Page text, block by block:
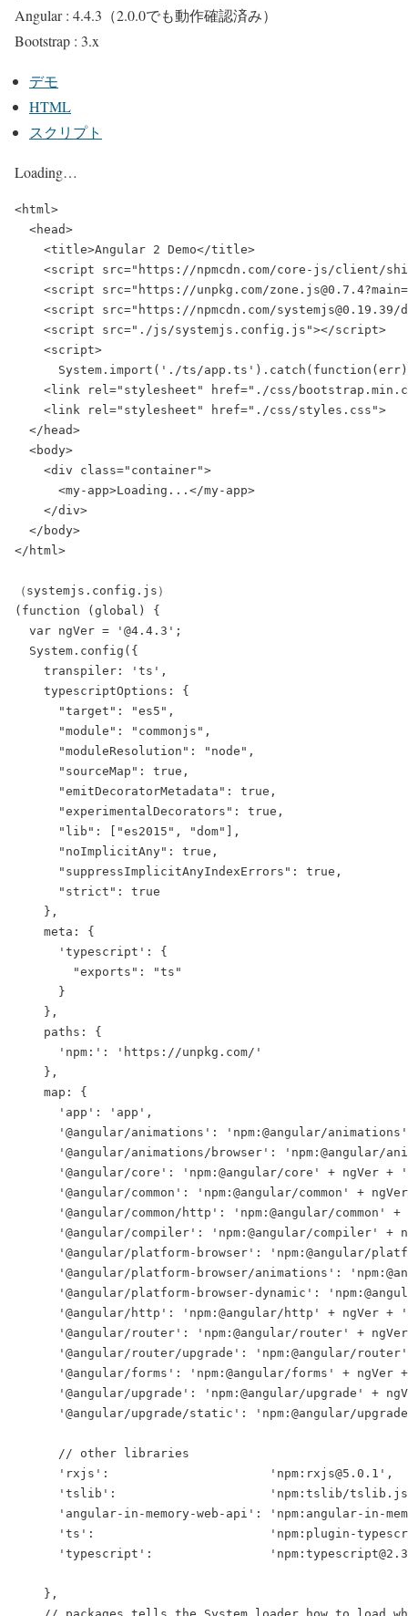
Angular : 4.4.3（2.0.0でも動作確認済み）
Bootstrap : 3.x
デモ
HTML
スクリプト
Loading…
<html>
  <head>
    <title>Angular 2 Demo</title>
<script src="https://npmcdn.com/core-js/client/
<script src="https://unpkg.com/
<script src="https://npmcdn.com/systemjs@0.19.39/
    <script src="./js/systemjs.config.js"></script>
    <script>
System.import('./ts/
<link rel="stylesheet" href="./css/
    <link rel="stylesheet" href="./css/styles.css">
  </head>
  <body>
    <div class="container">
      <my-app>Loading...</my-app>
    </div>
  </body>
</html>
（systemjs.config.js）
(function (global) {
  var ngVer = '@4.4.3';
  System.config({
    transpiler: 'ts',
    typescriptOptions: {
      "target": "es5",
      "module": "commonjs",
      "moduleResolution": "node",
      "sourceMap": true,
      "emitDecoratorMetadata": true,
      "experimentalDecorators": true,
      "lib": ["es2015", "dom"],
      "noImplicitAny": true,
      "suppressImplicitAnyIndexErrors": true,
      "strict": true
    },
    meta: {
      'typescript': {
        "exports": "ts"
      }
    },
    paths: {
      'npm:': 'https://unpkg.com/'
    },
    map: {
      'app': 'app',
'@angular/animations': 'npm:@angular/
'@angular/animations/browser': 'npm:@angular/
'@angular/core': 'npm:@angular/core' + ngVer +
'@angular/common': 'npm:@angular/common' +
'@angular/common/http': 'npm:@angular/common'
'@angular/compiler': 'npm:@angular/compiler' +
'@angular/platform-browser': 'npm:@angular/
'@angular/platform-browser/animations':
'@angular/platform-browser-dynamic':
'@angular/http': 'npm:@angular/http' + ngVer +
'@angular/router': 'npm:@angular/router' +
'@angular/router/upgrade': 'npm:@angular/
'@angular/forms': 'npm:@angular/forms' + ngVer
'@angular/upgrade': 'npm:@angular/upgrade' +
'@angular/upgrade/static': 'npm:@angular/
      // other libraries
      'rxjs':                      'npm:rxjs@5.0.1',
'tslib':                     'npm:tslib/
'angular-in-memory-web-api': 'npm:angular-in-
'ts':                        'npm:plugin-
'typescript':
    },